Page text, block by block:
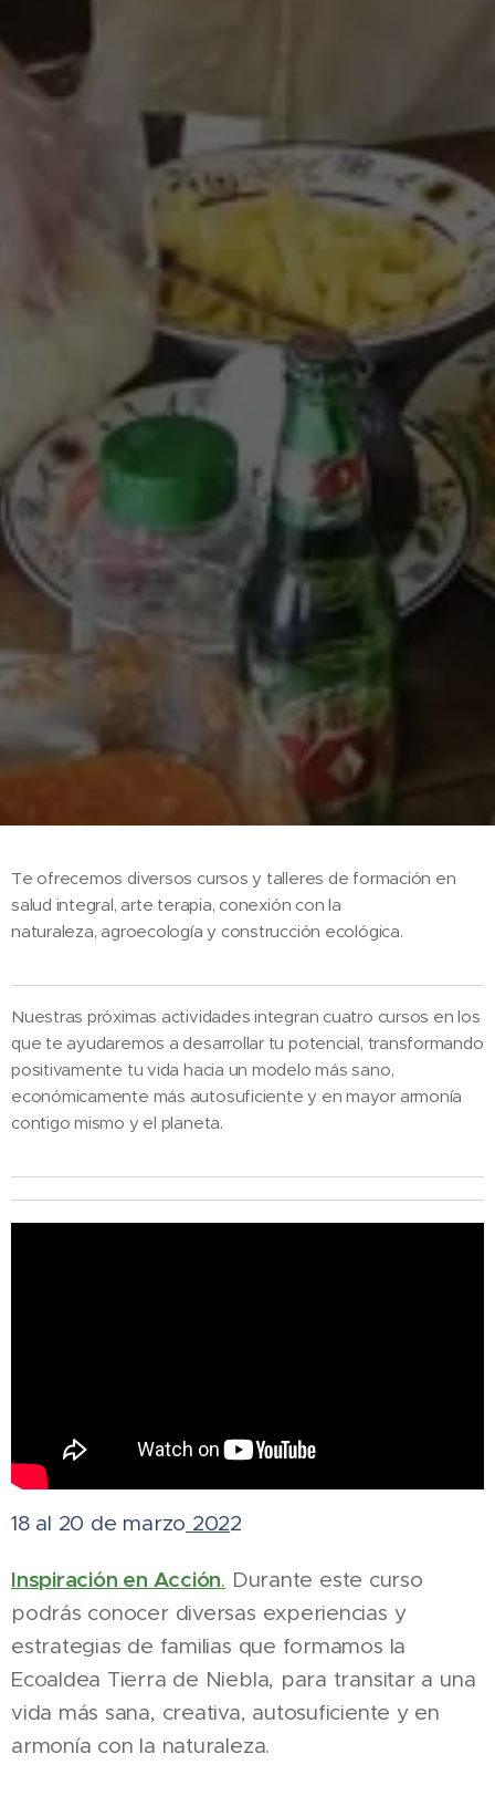
Te ofrecemos diversos cursos y talleres de formación en
salud integral, arte terapia, conexión con la
naturaleza, agroecología y construcción ecológica.
Nuestras próximas actividades integran cuatro cursos en los
que te ayudaremos a desarrollar tu potencial, transformando
positivamente tu vida hacia un modelo más sano,
económicamente más autosuficiente y en mayor armonía
contigo mismo y el planeta.
18 al 20 de marzo 2022
Inspiración en Acción. Durante este curso
podrás conocer diversas experiencias y
estrategias de familias que formamos la
Ecoaldea Tierra de Niebla, para transitar a una
vida más sana, creativa, autosuficiente y en
armonía con la naturaleza.